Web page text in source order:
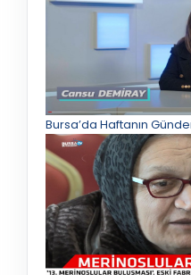
Bursa’da Haftanın